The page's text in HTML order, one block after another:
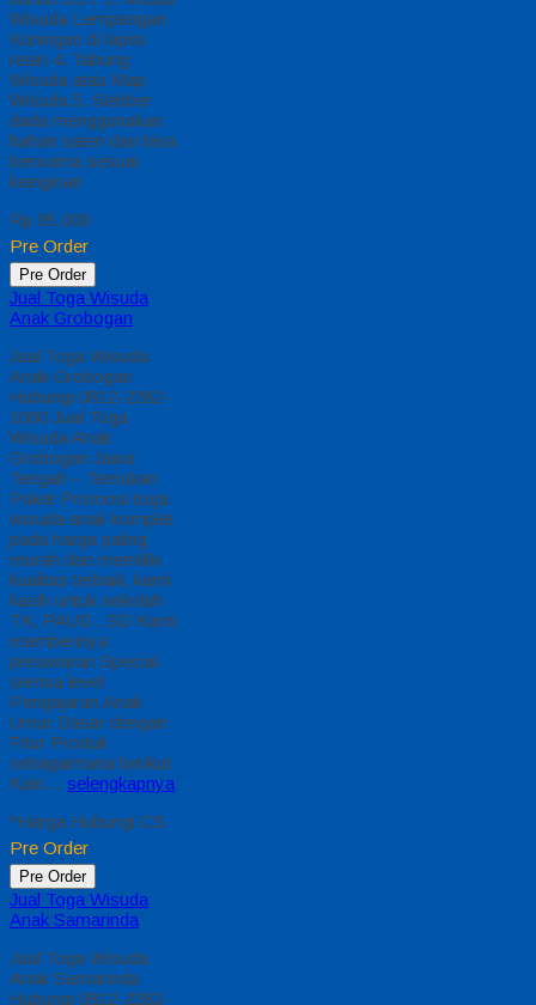
Wisuda Lempengan
Kuningan di lapisi
resin 4. Tabung
Wisuda atau Map
Wisuda 5. Slebber
dada menggunakan
bahan saten dan bisa
berwarna sesuai
keinginan
Rp 95.000
Pre Order
Pre Order
Jual Toga Wisuda
Anak Grobogan
Jual Toga Wisuda
Anak Grobogan
Hubungi 0812-2282-
1060 Jual Toga
Wisuda Anak
Grobogan Jawa
Tengah – Temukan
Paket Promosi toga
wisuda anak komplet
pada harga paling
murah dan memiliki
kualitas terbaik, kami
kasih untuk sekolah
TK, PAUD , SD Kami
memberinya
penawaran Special
semua level
Pengajaran Anak
Umur Dasar dengan
Fitur Produk
sebagaimana berikut :
Kain… selengkapnya
*Harga Hubungi CS
Pre Order
Pre Order
Jual Toga Wisuda
Anak Samarinda
Jual Toga Wisuda
Anak Samarinda
Hubungi 0812-2282-